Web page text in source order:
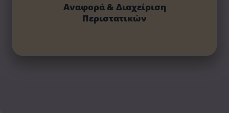
Αναφορά & Διαχείριση
Περιστατικών